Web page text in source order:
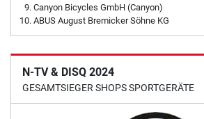
Canyon Bicycles GmbH (Canyon)
ABUS August Bremicker Söhne KG
N-TV & DISQ 2024
GESAMTSIEGER SHOPS SPORTGERÄTE